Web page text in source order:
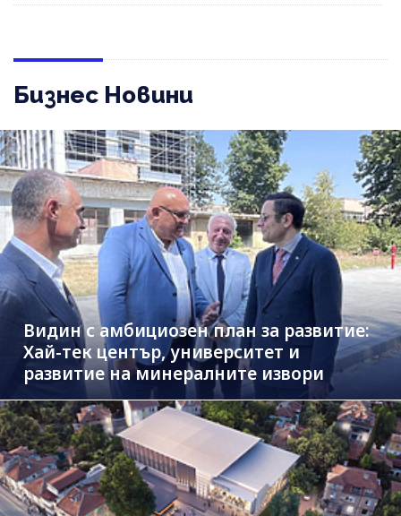
Бизнес Новини
Видин с амбициозен план за развитие:
Хай-тек център, университет и
развитие на минералните извори